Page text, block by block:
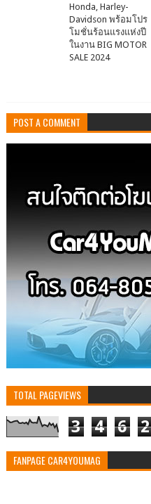
Honda, Harley-
Davidson พร้อมโปร
โมชั่นร้อนแรงแห่งปี
ในงาน BIG MOTOR
SALE 2024
POST A COMMENT
TOTAL PAGEVIEWS
3 4 6 2
FANPAGE CAR4YOUMAG